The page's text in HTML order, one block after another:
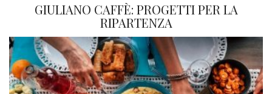
GIULIANO CAFFÈ: PROGETTI PER LA
RIPARTENZA